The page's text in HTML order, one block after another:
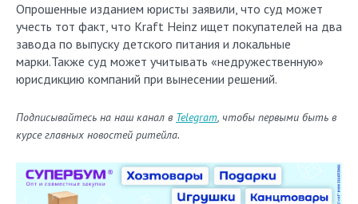
Опрошенные изданием юристы заявили, что суд может
учесть тот факт, что Kraft Heinz ищет покупателей на два
завода по выпуску детского питания и локальные
марки.Также суд может учитывать «недружественную»
юрисдикцию компаний при вынесении решений.
Подписывайтесь на наш канал в Telegram, чтобы первыми быть в
курсе главных новостей ритейла.